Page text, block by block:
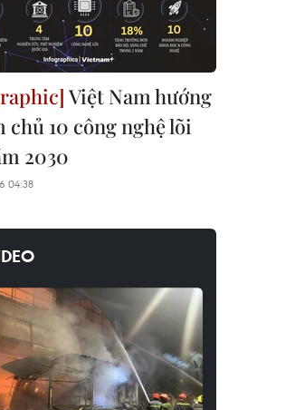
Việt Nam hướng
chủ 10 công nghệ lõi
2030
04:38